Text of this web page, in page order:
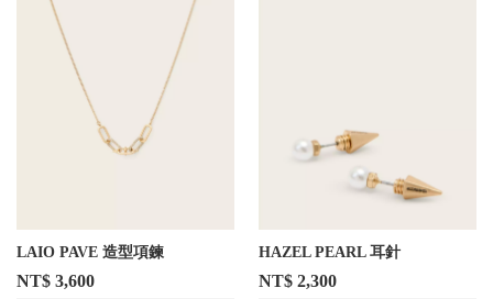
LAIO PAVE 造型項鍊
NT$ 3,600
HAZEL PEARL 耳針
NT$ 2,300